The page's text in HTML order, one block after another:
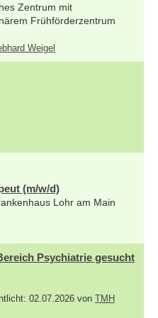
Zentrum mit
Frühförderzentrum
Weigel
(m/w/d)
Lohr am Main
Psychiatrie gesucht
02.07.2026 von TMH